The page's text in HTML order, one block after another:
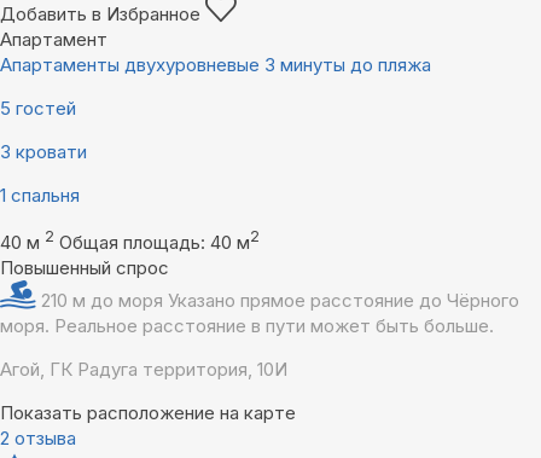
Добавить в Избранное
Апартамент
Апартаменты двухуровневые 3 минуты до пляжа
5 гостей
3 кровати
1 спальня
40 м 2 Общая площадь: 40 м2
Повышенный спрос
210 м до моря Указано прямое расстояние до Чёрного
моря. Реальное расстояние в пути может быть больше.
Агой, ГК Радуга территория, 10И
Показать расположение на карте
2 отзыва